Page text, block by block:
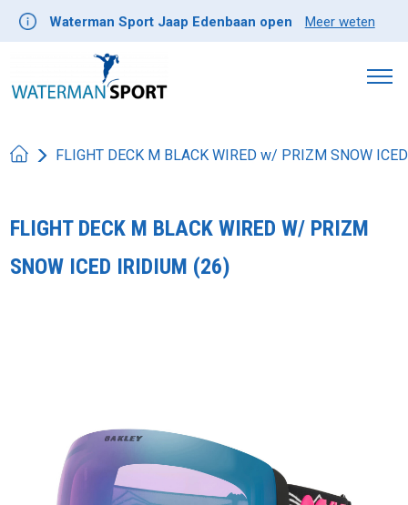
Waterman Sport Jaap Edenbaan open Meer weten
FLIGHT DECK M BLACK WIRED w/ PRIZM SNOW
FLIGHT DECK M BLACK WIRED W/ PRIZM
SNOW ICED IRIDIUM (26)